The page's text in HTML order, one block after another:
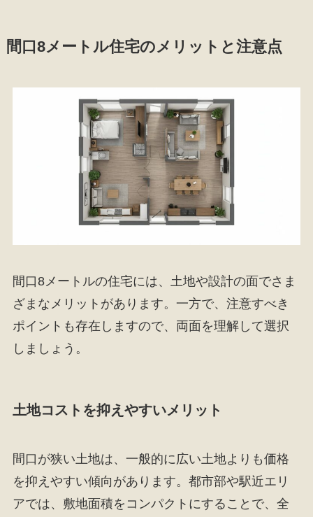
間口8メートル住宅のメリットと注意点
間口8メートルの住宅には、土地や設計の面でさま
ざまなメリットがあります。一方で、注意すべき
ポイントも存在しますので、両面を理解して選択
しましょう。
土地コストを抑えやすいメリット
間口が狭い土地は、一般的に広い土地よりも価格
を抑えやすい傾向があります。都市部や駅近エリ
アでは、敷地面積をコンパクトにすることで、全